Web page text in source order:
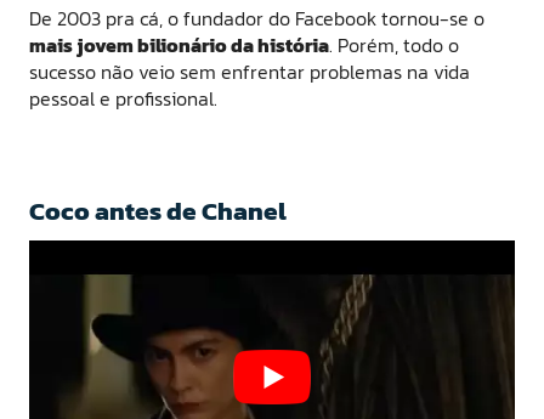
De 2003 pra cá, o fundador do Facebook tornou-se o
mais jovem bilionário da história. Porém, todo o
sucesso não veio sem enfrentar problemas na vida
pessoal e profissional.
Coco antes de Chanel